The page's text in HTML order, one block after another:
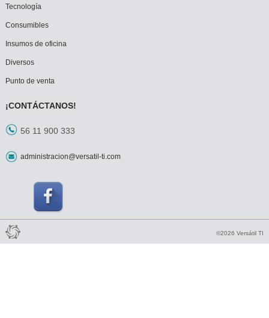
Tecnología
Consumibles
Insumos de oficina
Diversos
Punto de venta
¡CONTÁCTANOS!
56 11 900 333
administracion@versatil-ti.com
©2026 Versátil TI